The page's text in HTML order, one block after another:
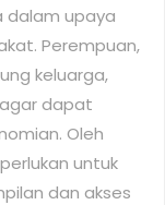
dalam upaya
Perempuan,
keluarga,
dapat
Oleh
untuk
dan akses